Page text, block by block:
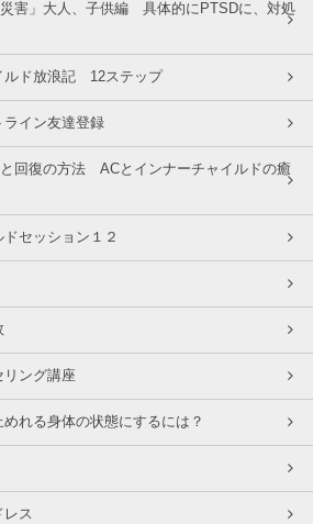
害」大人、子供編 具体的にPTSDに、対処
ド放浪記 12ステップ
イン友達登録
と回復の方法 ACとインナーチャイルドの癒
セッション１２
リング講座
れる身体の状態にするには？
ス